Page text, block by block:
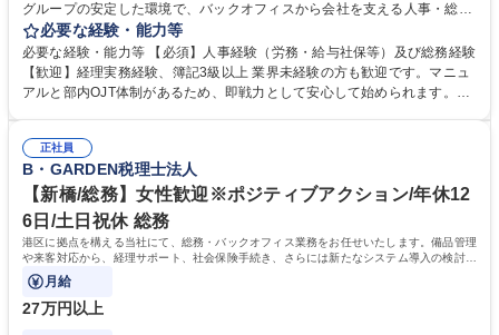
グループの安定した環境で、バックオフィスから会社を支える人事・総務
をお任せします。 労務と総務の業務をバランスよく担当し、ゆくゆくは制
度改定などのコア業務にも挑戦できる、やりがいある環境です。 ■勤怠管
理、給与計算、社会保険手続き、年末調整等の労務管理全般 ■入退社手続
き、社内規定の改定や人事制度改定などのコア業務 ■社内イベントの企画
でも質問・相談できる環境が整っているため、安心して成長できます。 募
集職種 【森ビルG】人事・総務◆賞与5ヶ月◆年休120日◆残業少なめ◆
リモート可
必要な経験・能力等
必要な経験・能力等 【必須】人事経験（労務・給与社保等）及び総務経験
【歓迎】経理実務経験、簿記3級以上 業界未経験の方も歓迎です。マニュ
アルと部内OJT体制があるため、即戦力として安心して始められます。
務に挑戦できるため、自身の成長と組織への貢献度をダイレクトに実感で
きます。 残業少なめ、週1日リモート可など、ワークライフバランスを保
ち長期活躍できる環境です。 「これまでの幅広い経験を活かし、長期的な
キャリアを築きたい」という前向きな意欲と挑戦を全力で応援します。 学
歴・資格 学歴：大学院 大学 高専 短大 専修学校 高校 語学力： 資格：日商
簿記検定1級 日商簿記検定2級 日商簿記検定3級
正社員
B・GARDEN税理士法人
【新橋/総務】女性歓迎※ポジティブアクション/年休12
6日/土日祝休 総務
港区に拠点を構える当社にて、総務・バックオフィス業務をお任せいたします。備品管理
や来客対応から、経理サポート、社会保険手続き、さらには新たなシステム導入の検討ま
で、幅広く組織を支える役割です。
月給
27万円以上